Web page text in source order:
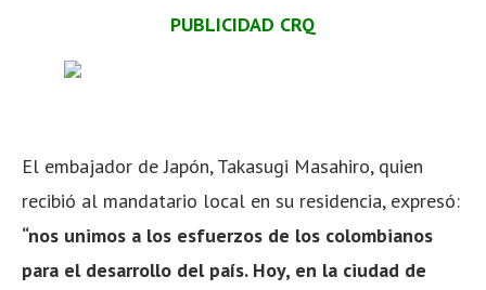
PUBLICIDAD CRQ
El embajador de Japón, Takasugi Masahiro, quien
recibió al mandatario local en su residencia, expresó:
“nos unimos a los esfuerzos de los colombianos
para el desarrollo del país. Hoy, en la ciudad de